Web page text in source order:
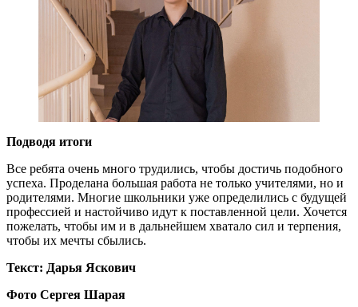
Подводя итоги
Все ребята очень много трудились, чтобы достичь подобного
успеха. Проделана большая работа не только учителями, но и
родителями. Многие школьники уже определились с будущей
профессией и настойчиво идут к поставленной цели. Хочется
пожелать, чтобы им и в дальнейшем хватало сил и терпения,
чтобы их мечты сбылись.
Текст: Дарья Яскович
Фото Сергея Шарая